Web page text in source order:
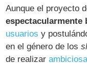
Aunque el proyecto
espectacularmente
usuarios y
en el género de los
de realizar